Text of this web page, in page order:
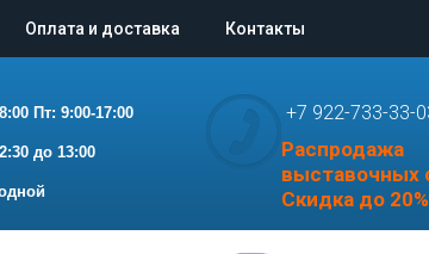
Оплата и доставка Контакты
Пт: 9:00-17:00
до 13:00
+7 922-733-33-
Распродажа
выставочных
Скидка до 20%